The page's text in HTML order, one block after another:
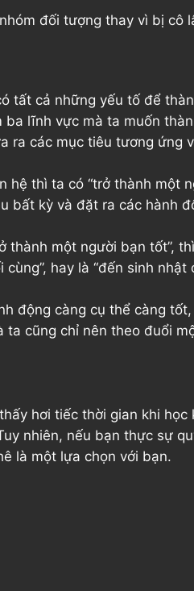
đối tượng thay vì bị cô
tất cả những yếu tố để
ba lĩnh vực mà ta muốn
ra các mục tiêu tương ứng
hệ thì ta có “trở thành một
bất kỳ và đặt ra các hành
thành một người bạn tốt”,
hay là “đến sinh
động càng cụ thể càng
ta cũng chỉ nên theo đuổi
hơi tiếc thời gian khi
nhiên, nếu bạn thực sự
là một lựa chọn với bạn.